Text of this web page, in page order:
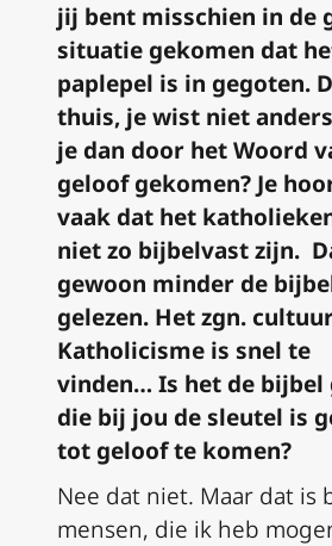
jij bent misschien in de
situatie gekomen dat
paplepel is in gegoten. D
thuis, je wist niet
je dan door het Woord
geloof gekomen? Je
vaak dat het
niet zo bijbelvastzijn.
gewoon minder de
gelezen. Het zgn. c
Katholicisme is snel te
vinden… Is het de bijbel
die bij jou de sleutel is
tot geloof te komen?
Nee dat niet. Maar dat is
mensen, die ik heb